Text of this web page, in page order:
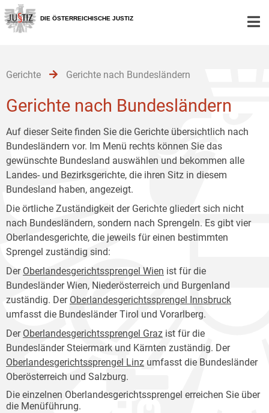
Zur
Hauptnavigation
[1]
Zum
Inhalt
[2]
Zum
Untermenü
[3]
DIE ÖSTERREICHISCHE JUSTIZ
Gerichte Gerichte nach Bundesländern
Gerichte nach Bundesländern
Auf dieser Seite finden Sie die Gerichte übersichtlich nach
Bundesländern vor. Im Menü rechts können Sie das
gewünschte Bundesland auswählen und bekommen alle
Landes- und Bezirksgerichte, die ihren Sitz in diesem
Bundesland haben, angezeigt.
Die örtliche Zuständigkeit der Gerichte gliedert sich nicht
nach Bundesländern, sondern nach Sprengeln. Es gibt vier
Oberlandesgerichte, die jeweils für einen bestimmten
Sprengel zuständig sind:
DerOberlandesgerichtssprengel Wien ist für die
Bundesländer Wien, Niederösterreich und Burgenland
zuständig. Der Oberlandesgerichtssprengel Innsbruck
umfasst die Bundesländer Tirol und Vorarlberg.
Der Oberlandesgerichtssprengel Graz ist für die
Bundesländer Steiermark und Kärnten zuständig. Der
Oberlandesgerichtssprengel Linz umfasst die Bundesländer
Oberösterreich und Salzburg.
Die einzelnen Oberlandesgerichtssprengel erreichen Sie über
die Menüführung.